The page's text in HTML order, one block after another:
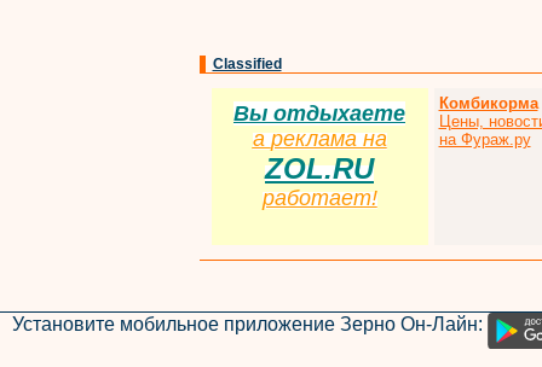
Classified
Вы отдыхаете
ареклама на
ZOL.RU
работает!
Комбикорма
Цены,
на Фураж.ру
Установите мобильное приложение Зерно Он-Лайн: